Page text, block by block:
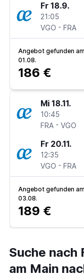
Fr 18.9.
21:05
VGO - FRA
Angebot gefunden am
01.08.
186 €
Mi 18.11.
10:45
FRA - VGO
Fr 20.11.
12:35
VGO - FRA
Angebot gefunden am
03.08.
189 €
Suche nach
am Main